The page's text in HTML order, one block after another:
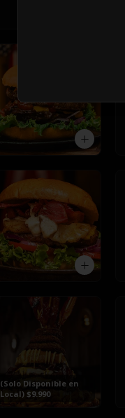
(Solo Disponible en
Local) $9.990